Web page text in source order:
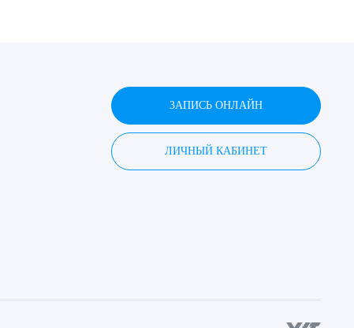
ЗАПИСЬ ОНЛАЙН
ЛИЧНЫЙ КАБИНЕТ